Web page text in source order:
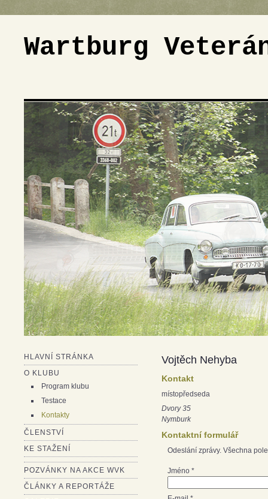
Wartburg
HLAVNÍ STRÁNKA
O KLUBU
Program klubu
Testace
Kontakty
ČLENSTVÍ
KE STAŽENÍ
POZVÁNKY NA AKCE WVK
ČLÁNKY A REPORTÁŽE
Vojtěch Nehyba
Kontakt
místopředseda
Dvory 35
Nymburk
Kontaktní formulář
Odeslání zprávy. Všechna
Jméno *